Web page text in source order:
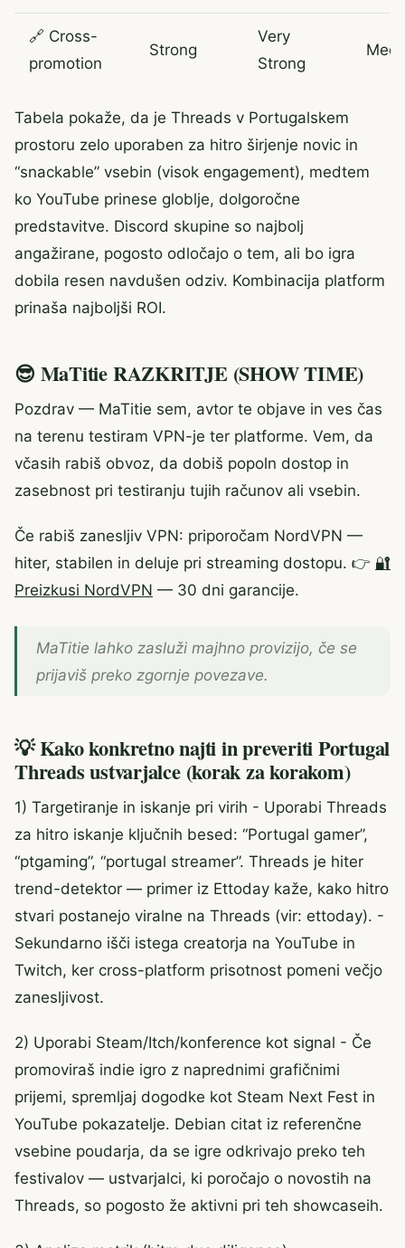
🔗 Cross-
promotion
Strong
Very
Strong
Tabela pokaže, da je Threads v Portugalskem
prostoru zelo uporaben za hitro širjenje novic in
“snackable” vsebin (visok engagement), medtem
ko YouTube prinese globlje, dolgoročne
predstavitve. Discord skupine so najbolj
angažirane, pogosto odločajo o tem, ali bo igra
dobila resen navdušen odziv. Kombinacija platform
prinaša najboljši ROI.
😎 MaTitie RAZKRITJE (SHOW TIME)
Pozdrav — MaTitie sem, avtor te objave in ves čas
na terenu testiram VPN-je ter platforme. Vem, da
včasih rabiš obvoz, da dobiš popoln dostop in
zasebnost pri testiranju tujih računov ali vsebin.
Če rabiš zanesljiv VPN: priporočam NordVPN —
hiter, stabilen in deluje pri streaming dostopu. 👉 🔐
Preizkusi NordVPN — 30 dni garancije.
MaTitie lahko zasluži majhno provizijo, če se
prijaviš preko zgornje povezave.
💡 Kako konkretno najti in preveriti Portugal
Threads ustvarjalce (korak za korakom)
1) Targetiranje in iskanje pri virih - Uporabi Threads
za hitro iskanje ključnih besed: “Portugal gamer”,
“ptgaming”, “portugal streamer”. Threads je hiter
trend-detektor — primer iz Ettoday kaže, kako hitro
stvari postanejo viralne na Threads (vir: ettoday). -
Sekundarno išči istega creatorja na YouTube in
Twitch, ker cross-platform prisotnost pomeni večjo
zanesljivost.
2) Uporabi Steam/Itch/konference kot signal - Če
promoviraš indie igro z naprednimi grafičnimi
prijemi, spremljaj dogodke kot Steam Next Fest in
YouTube pokazatelje. Debian citat iz referenčne
vsebine poudarja, da se igre odkrivajo preko teh
festivalov — ustvarjalci, ki poročajo o novostih na
Threads, so pogosto že aktivni pri teh showcaseih.